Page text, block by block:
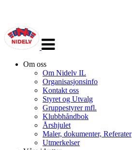
navigasjon
Om oss
Om Nidelv IL
Organisasjonsinfo
Kontakt oss
Styret og Utvalg
Gruppestyrer mfl.
Klubbhåndbok
Årshjulet
Maler, dokumenter, Referater
Utmerkelser